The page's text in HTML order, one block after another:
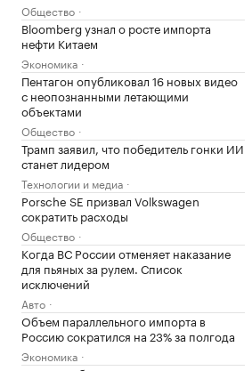
Общество
Bloomberg узнал о росте импорта
нефти Китаем
Экономика
Пентагон опубликовал 16 новых видео
с неопознанными летающими
объектами
Общество
Трамп заявил, что победитель гонки ИИ
станет лидером
Технологии и медиа
Porsche SE призвал Volkswagen
сократить расходы
Общество
Когда ВС России отменяет наказание
для пьяных за рулем. Список
исключений
Авто
Объем параллельного импорта в
Россию сократился на 23% за полгода
Экономика